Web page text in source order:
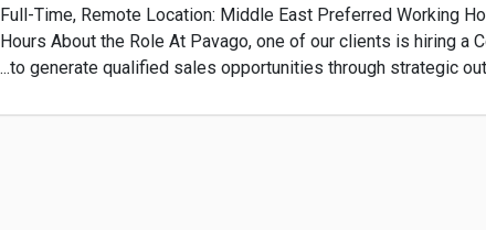
Full-Time, Remote Location: Middle East Preferred Working
Hours About the Role At Pavago, one of our clients is hiring a
to generate qualified sales opportunities through strategic